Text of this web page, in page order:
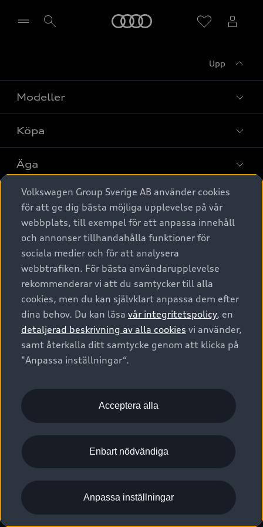
Upp
Modeller
Alla modeller
Elbilar
A6 modellerna
SUV
Avant
Audi Sport
Köpa
Privaterbjudanden
Privatleasing
Nya bilar i lager
Begagnade bilar i lager
Audi approved :plus - så gott som nya
Finansiering
Audi exclusive
Provkörning
Äga
Service & tillbehör
Audi digital services
Originaltillbehör - köp online
Garantier
Försäkring
Digitala manualer för din Audi
Audi Collection – livsstilsartiklar
Vanliga frågor
2G/3G nätet stängs ned - Hur påverkas min bil av detta?
Tjänstebil
Tjänstebil
Business lease online
Företagsleasing
Om Audi Sverige
Kontakta oss
Audi Återförsäljare/-serviceverkstad
myAudi
Pressmeddelanden
Nyhetsbrev
Vårt hållbarhetsarbete
Lediga tjänster huvudkontor
Lediga tjänster hos Audi Återförsäljare
Kommentar till mediauppgifter om dataläcka
© 2026 AUDI SVERIGE. All Rights Reserved.
Utgivare Juridiskt
Juridiskt Audi AG
Juridiskt Audi Digital Giveaway
Anpassa inställningar för cookies
Visselblåsarkanaler
Volkswagen Group Sverige AB använder cookies
för att ge dig bästa möjliga upplevelse på vår
webbplats, till exempel för att anpassa innehåll
och annonser tillhandahålla funktioner för
sociala medier och för att analysera
webbtrafiken. För bästa användarupplevelse
rekommenderar vi att du samtycker till alla
cookies, men du kan självklart anpassa dem efter
dina behov. Du kan läsa vår integritetspolicy, en
detaljerad beskrivning av alla cookies vi använder,
samt återkalla ditt samtycke genom att klicka på
"Anpassa inställningar“.
Acceptera alla
Enbart nödvändiga
Anpassa inställningar